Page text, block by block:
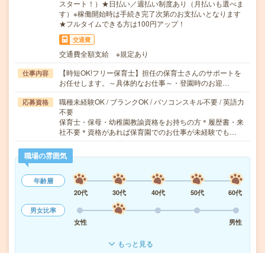
スタート！）★日払い／週払い制度あり（月払いも選べま
す）※稼働開始時は手続き完了次第のお支払いとなります
★フルタイムできる方は100円アップ！
交通費
交通費全額支給 ※規定あり
仕事内容
【時短OK!フリー保育士】担任の保育士さんのサポートを
お任せします。～具体的なお仕事～・登園時のお迎…
応募資格
職種未経験OK / ブランクOK / パソコンスキル不要 / 英語力
不要
保育士・保母・幼稚園教諭資格をお持ちの方＊履歴書・来
社不要＊資格があれば保育園でのお仕事が未経験でも…
職場の雰囲気
年齢層
20代
30代 40代 50代
60代
男女比率
女性
男性
もっと見る